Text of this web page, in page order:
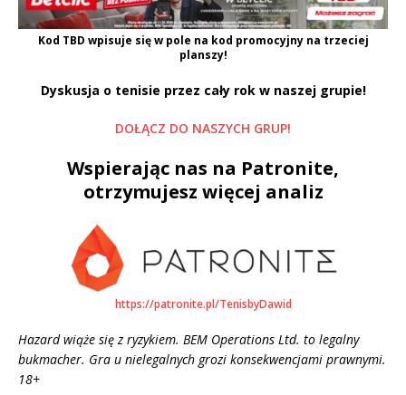
Kod TBD wpisuje się w pole na kod promocyjny na trzeciej
planszy!
Dyskusja o tenisie przez cały rok w naszej grupie!
DOŁĄCZ DO NASZYCH GRUP!
Wspierając nas na Patronite,
otrzymujesz więcej analiz
https://patronite.pl/TenisbyDawid
Hazard wiąże się z ryzykiem. BEM Operations Ltd. to legalny
bukmacher. Gra u nielegalnych grozi konsekwencjami prawnymi.
18+